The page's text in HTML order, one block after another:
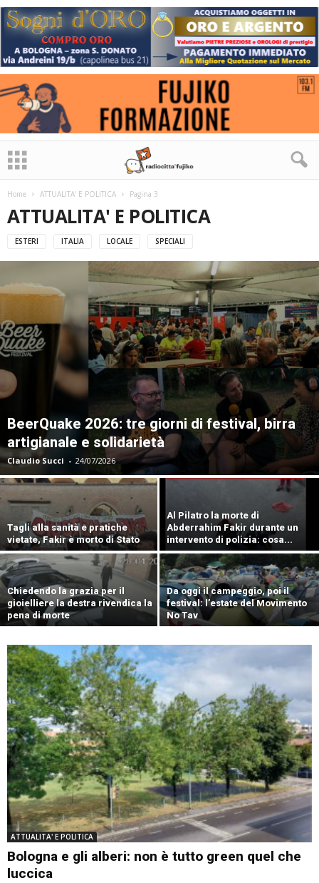
Home ATTUALITA' E POLITICA Pagina 3
ATTUALITA' E POLITICA
ESTERI ITALIA LOCALE SPECIALI
BeerQuake 2026: tre giorni di festival, birra
artigianale e solidarietà
Claudio Succi - 24/07/2026
Tagli alla sanità e pratiche
vietate, Fakir è morto di Stato
Al Pilatro la morte di
Abderrahim Fakir durante un
intervento di polizia: cosa...
Chiedendo la grazia per il
gioielliere la destra rivendica la
pena di morte
Da oggi il campeggio, poi il
festival: l’estate del Movimento
No Tav
ATTUALITA' E POLITICA
Bologna e gli alberi: non è tutto green quel che
luccica